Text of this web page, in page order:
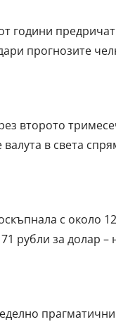
години
прогнозите
второто
в света
с около
рубли за долар